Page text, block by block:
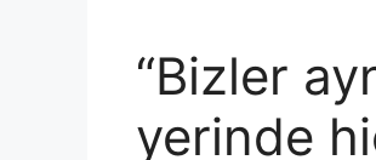
“Bizler
yerinde